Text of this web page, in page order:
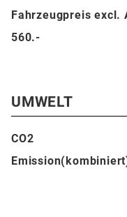
Fahrzeugpreis excl.
560.-
UMWELT
CO2